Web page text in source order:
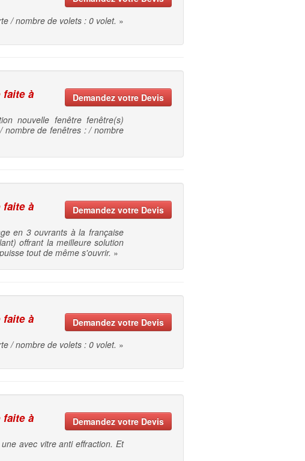
/ nombre de volets : 0 volet. »
faite à
Demandez votre Devis
nouvelle fenêtre fenêtre(s)
nombre de fenêtres : / nombre
faite à
Demandez votre Devis
en 3 ouvrants à la française
offrant la meilleure solution
tout de même s'ouvrir. »
faite à
Demandez votre Devis
/ nombre de volets : 0 volet. »
faite à
Demandez votre Devis
avec vitre anti effraction. Et